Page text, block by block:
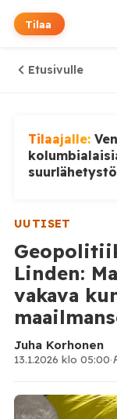
Tilaa
Etusivulle
Tilaajalle:
UUTISET
Linden:
vakava
Juha Korhonen
13.1.2026 klo 05:00·